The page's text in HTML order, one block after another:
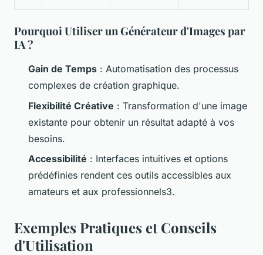
Pourquoi Utiliser un Générateur d'Images par
IA ?
Gain de Temps : Automatisation des processus
complexes de création graphique.
Flexibilité Créative : Transformation d'une image
existante pour obtenir un résultat adapté à vos
besoins.
Accessibilité : Interfaces intuitives et options
prédéfinies rendent ces outils accessibles aux
amateurs et aux professionnels3.
Exemples Pratiques et Conseils
d'Utilisation